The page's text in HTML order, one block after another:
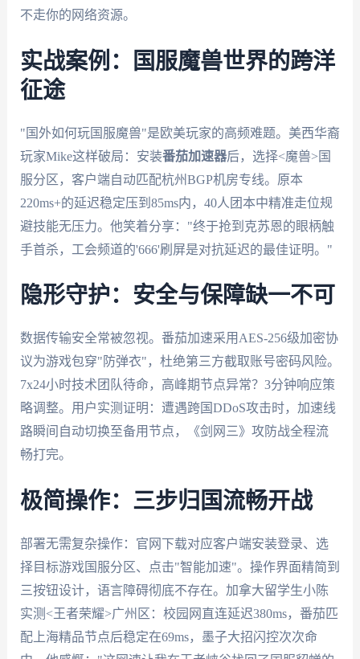
不走你的网络资源。
实战案例：国服魔兽世界的跨洋
征途
"国外如何玩国服魔兽"是欧美玩家的高频难题。美西华裔
玩家Mike这样破局：安装番茄加速器后，选择<魔兽>国
服分区，客户端自动匹配杭州BGP机房专线。原本
220ms+的延迟稳定压到85ms内，40人团本中精准走位规
避技能无压力。他笑着分享："终于抢到克苏恩的眼柄触
手首杀，工会频道的'666'刷屏是对抗延迟的最佳证明。"
隐形守护：安全与保障缺一不可
数据传输安全常被忽视。番茄加速采用AES-256级加密协
议为游戏包穿"防弹衣"，杜绝第三方截取账号密码风险。
7x24小时技术团队待命，高峰期节点异常？3分钟响应策
略调整。用户实测证明：遭遇跨国DDoS攻击时，加速线
路瞬间自动切换至备用节点，《剑网三》攻防战全程流
畅打完。
极简操作：三步归国流畅开战
部署无需复杂操作：官网下载对应客户端安装登录、选
择目标游戏国服分区、点击"智能加速"。操作界面精简到
三按钮设计，语言障碍彻底不存在。加拿大留学生小陈
实测<王者荣耀>广州区：校园网直连延迟380ms，番茄匹
配上海精品节点后稳定在69ms，墨子大招闪控次次命